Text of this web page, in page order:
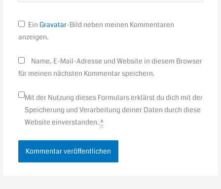
EinGravatar-Bild neben meinen Kommentaren
anzeigen.
Name, E-Mail-Adresse und Website in diesem Browser
für meinen nächsten Kommentar speichern.
Mit der Nutzung dieses Formulars erklärst du dich mit der
Speicherung und Verarbeitung deiner Daten durch diese
Website einverstanden.*